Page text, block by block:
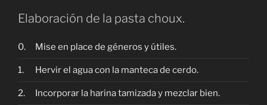
Elaboración de la pasta choux.
0. Mise en place de géneros y útiles.
1. Hervir el agua con la manteca de cerdo.
2. Incorporar la harina tamizada y mezclar bien.